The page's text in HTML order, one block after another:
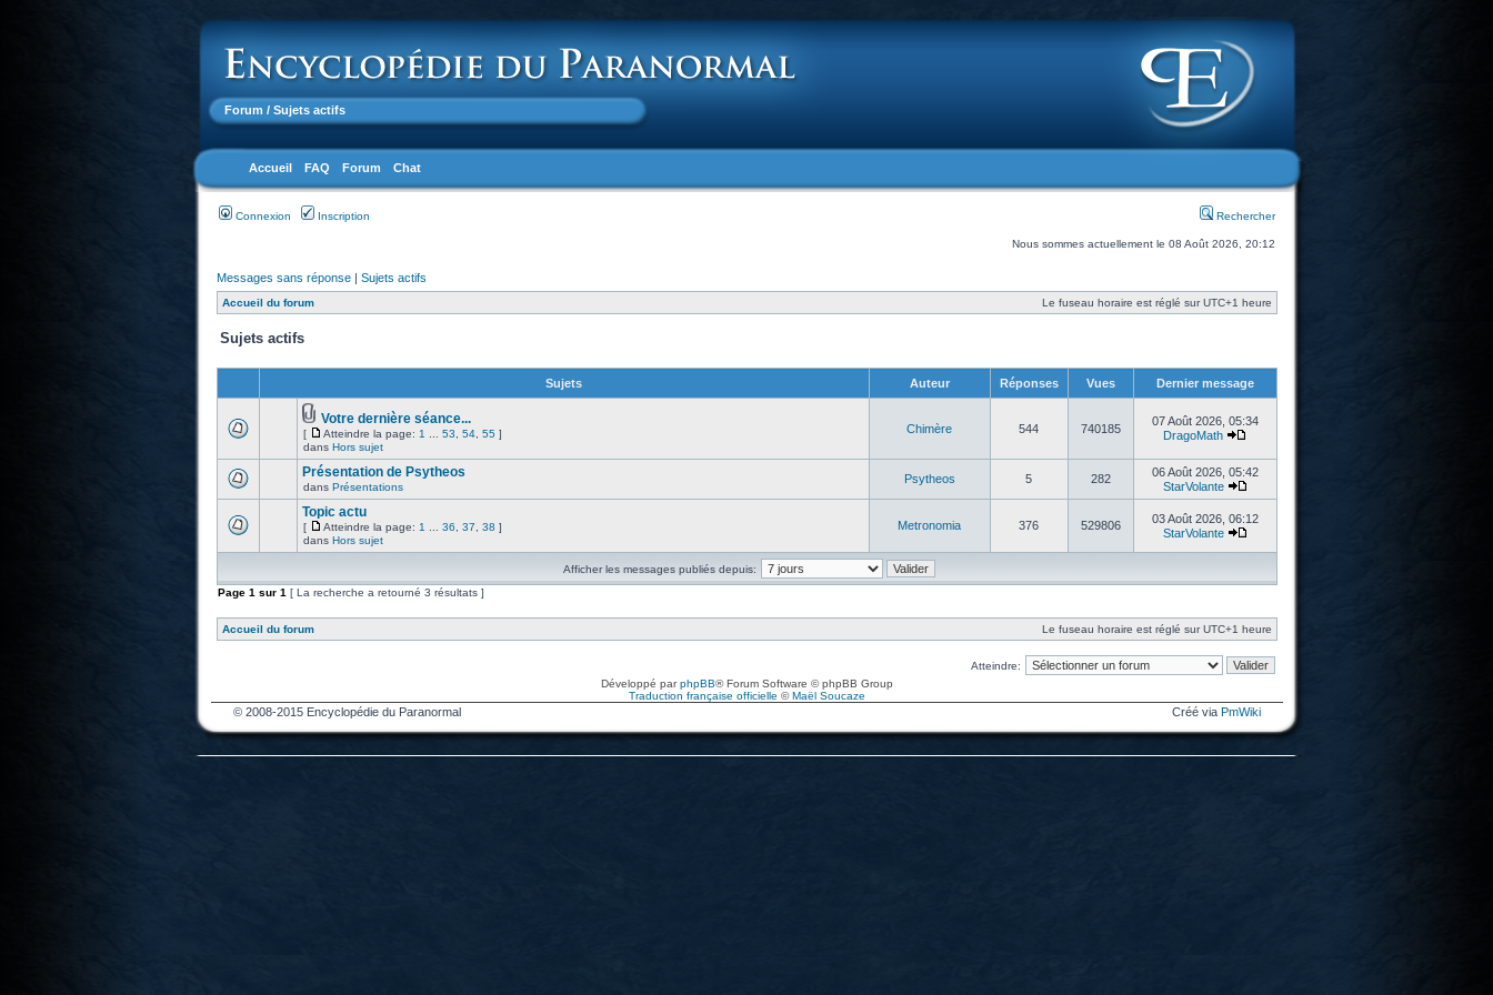
Forum / Sujets actifs
Accueil FAQ Forum Chat
Connexion Inscription Rechercher
Nous sommes actuellement le 08 Août 2026, 20:12
Messages sans réponse| Sujets actifs
Accueil du forum Le fuseau horaire est réglé sur UTC+1 heure
Sujets actifs
Sujets Auteur Réponses Vues Dernier message
Votre dernière séance...
[ Atteindre la page: 1 53 54, 55]
dans Hors sujet
Chimère 544 740185
07 Août 2026, 05:34
DragoMath
Présentation de Psytheos
dans Présentations
Psytheos 5 282
06 Août 2026, 05:42
StarVolante
Topic actu
[ Atteindre la page: 1 36 37 38 ]
dans Hors sujet
Metronomia 376 529806
03 Août 2026, 06:12
StarVolante
Afficher les messages publiés depuis:
Page 1 sur 1 [ La recherche a retourné 3 résultats ]
Accueil du forum Le fuseau horaire est réglé sur UTC+1 heure
Atteindre:
Développé parphpBB® Forum Software © phpBB Group
Traduction française officielle ©Maël Soucaze
© 2008-2015 Encyclopédie du Paranormal Créé via PmWiki